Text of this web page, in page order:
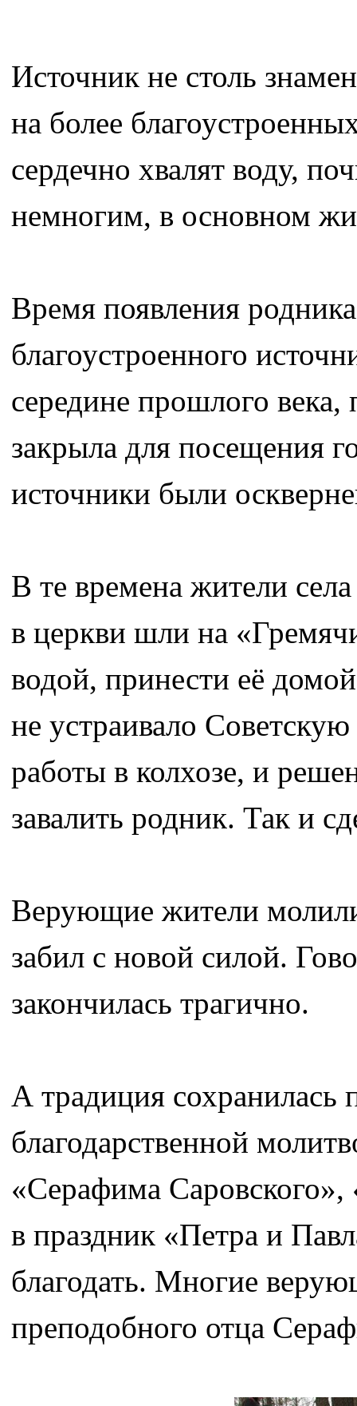
Источник не столь
на более
сердечно хвалят воду,
немногим, в основном
Время появления
благоустроенного
середине прошлого века,
закрыла для посещения
источники были
В те времена жители
в церкви шли на
водой, принести её
не устраивало
работы в колхозе, и
завалить родник. Так и
Верующие жители
забил с новой силой.
закончилась трагично.
А традиция сохранилась
благодарственной
«Серафима
в праздник «Петра и
благодать. Многие
преподобного отца